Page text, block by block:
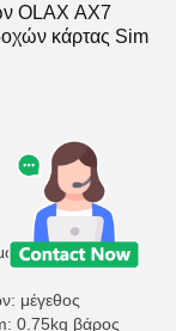
OLAX AX7
κάρτας Sim
μέγεθος
0.75kg βάρος